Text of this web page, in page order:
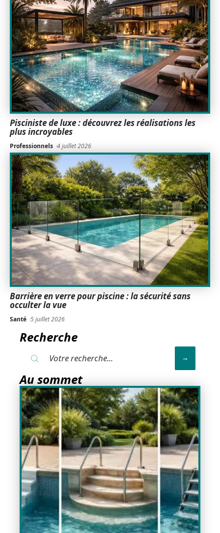
Pisciniste de luxe : découvrez les réalisations les
plus incroyables
Professionnels 4 juillet 2026
Barrière en verre pour piscine : la sécurité sans
occulter la vue
Santé 5 juillet 2026
Recherche
Au sommet